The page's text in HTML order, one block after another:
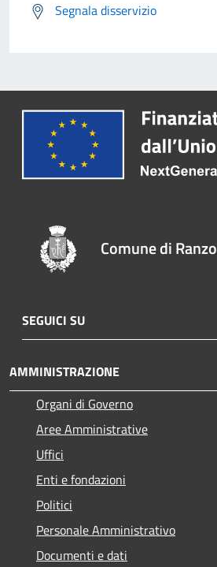
Segnala disservizio
Comune di Ranzo
SEGUICI SU
AMMINISTRAZIONE
Organi di Governo
Aree Amministrative
Uffici
Enti e fondazioni
Politici
Personale Amministrativo
Documenti e dati